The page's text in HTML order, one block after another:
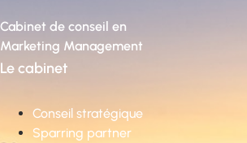
Cabinet de conseil en
Marketing Management
Le cabinet
Conseil stratégique
Sparring partner